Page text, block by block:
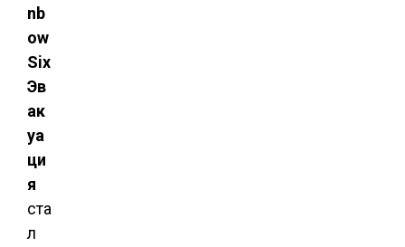
nb
ow
Six
Эв
ак
уа
ци
я
ста
л